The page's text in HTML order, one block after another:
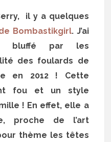
il y a quelques
Bombastikgirl. J’ai
bluffé par les
des foulards de
en 2012 ! Cette
fou et un style
! En effet, elle a
proche de l’art
thème les têtes